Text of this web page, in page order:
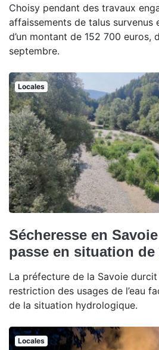
Choisy pendant des travaux
affaissements de talus survenus
d’un montant de 152 700 euros,
septembre.
Locales
Sécheresse en
passe en situation de
La préfecture de la Savoie
restriction des usages de l’eau
de la situation hydrologique.
Locales